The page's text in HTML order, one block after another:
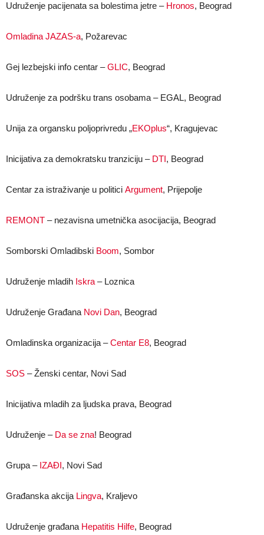
Udruženje pacijenata sa bolestima jetre – Hronos, Beograd
Omladina JAZAS-a, Požarevac
Gej lezbejski info centar –GLIC, Beograd
Udruženje za podršku trans osobama – EGAL, Beograd
Unija za organsku poljoprivredu „EKOplus“, Kragujevac
Inicijativa za demokratsku tranziciju – DTI, Beograd
Centar za istraživanje u politici Argument, Prijepolje
REMONT – nezavisna umetnička asocijacija, Beograd
Somborski Omladibski Boom, Sombor
Udruženje mladih Iskra – Loznica
Udruženje Građana Novi Dan, Beograd
Omladinska organizacija –Centar E8, Beograd
SOS – Ženski centar, Novi Sad
Inicijativa mladih za ljudska prava, Beograd
Udruženje – Da se zna! Beograd
Grupa – IZAĐI, Novi Sad
Građanska akcija Lingva, Kraljevo
Udruženje građana Hepatitis Hilfe, Beograd